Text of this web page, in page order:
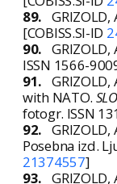
89.
[COBISS.SI-ID
90.
ISSN 1566-
91.
with NATO.
fotogr. ISSN
92.
Posebna izd.
21374557]
93.